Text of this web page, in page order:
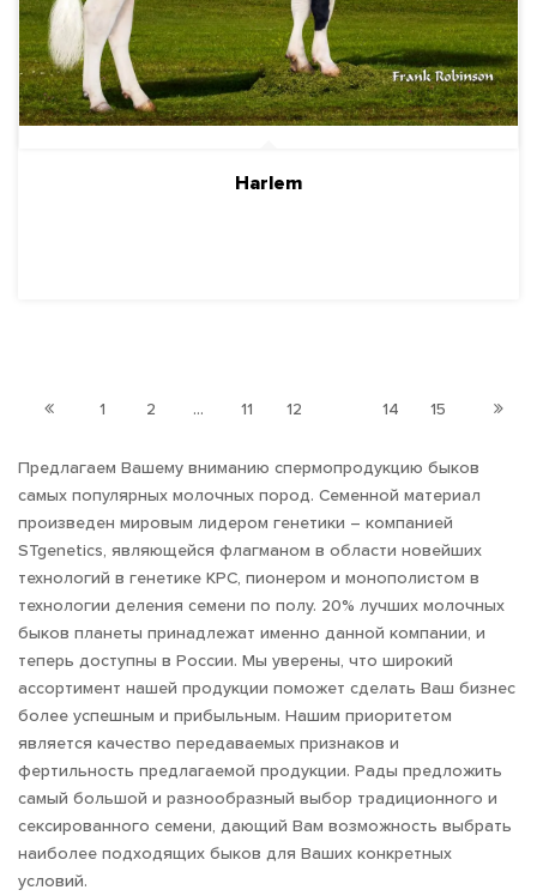
Harlem
1 2 ... 11 12 14 15
Предлагаем Вашему вниманию спермопродукцию быков
самых популярных молочных пород. Семенной материал
произведен мировым лидером генетики – компанией
STgenetics, являющейся флагманом в области новейших
технологий в генетике КРС, пионером и монополистом в
технологии деления семени по полу. 20% лучших молочных
быков планеты принадлежат именно данной компании, и
теперь доступны в России. Мы уверены, что широкий
ассортимент нашей продукции поможет сделать Ваш бизнес
более успешным и прибыльным. Нашим приоритетом
является качество передаваемых признаков и
фертильность предлагаемой продукции. Рады предложить
самый большой и разнообразный выбор традиционного и
сексированного семени, дающий Вам возможность выбрать
наиболее подходящих быков для Ваших конкретных
условий.